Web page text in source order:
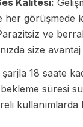
Kalitesi:
her görüşmede
ve
size
şarjla 18 saate
süresi
kullanımlarda